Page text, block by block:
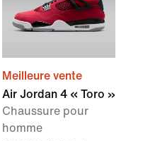
Meilleure vente
Air Jordan 4 « Toro »
Chaussure pour
homme